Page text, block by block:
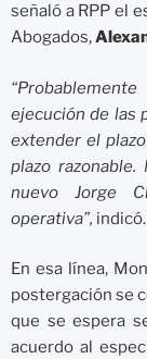
señaló a RPP el
Abogados,
ejecución de las
extender el
plazo
nuevo Jorge
operativa”, indicó.
En esa línea,
postergación se
que se espera
acuerdo al